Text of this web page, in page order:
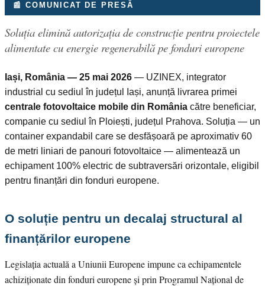
📰 COMUNICAT DE PRESĂ
Soluția elimină autorizația de construcție pentru proiectele
alimentate cu energie regenerabilă pe fonduri europene
Iași, România — 25 mai 2026 — UZINEX, integrator
industrial cu sediul în județul Iași, anunță livrarea primei
centrale fotovoltaice mobile din România către beneficiar,
companie cu sediul în Ploiești, județul Prahova. Soluția — un
container expandabil care se desfășoară pe aproximativ 60
de metri liniari de panouri fotovoltaice — alimentează un
echipament 100% electric de subtraversări orizontale, eligibil
pentru finanțări din fonduri europene.
O soluție pentru un decalaj structural al
finanțărilor europene
Legislația actuală a Uniunii Europene impune ca echipamentele
achiziționate din fonduri europene și prin Programul Național de